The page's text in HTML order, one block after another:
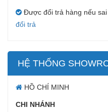
Được đổi trả hàng nếu
đổi trả
HỆ THỐNG
HỒ CHÍ MINH
CHI NHÁNH